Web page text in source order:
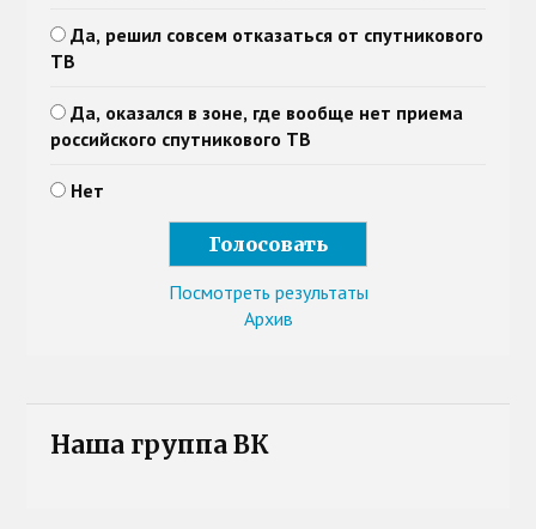
Да, решил совсем отказаться от спутникового
ТВ
Да, оказался в зоне, где вообще нет приема
российского спутникового ТВ
Нет
Посмотреть результаты
Архив
Наша группа ВК